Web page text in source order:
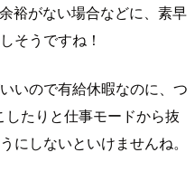
裕がない場合などに、素早
そうですね！
いので有給休暇なのに、つ
たりと仕事モードから抜
にしないといけませんね。